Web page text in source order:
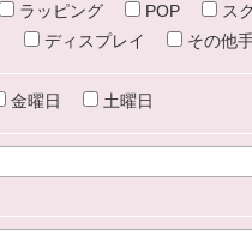
ラッピング POP
ス
ディスプレイ その他
金曜日 土曜日